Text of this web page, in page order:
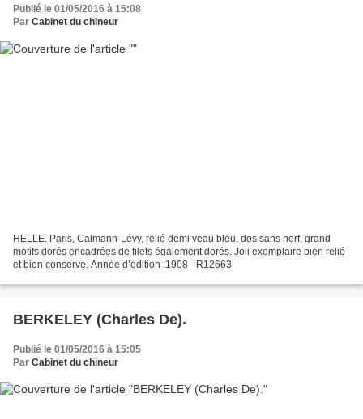
Publié le 01/05/2016 à 15:08
Par Cabinet du chineur
HELLE. Paris, Calmann-Lévy, relié demi veau bleu, dos sans nerf, grand
motifs dorés encadrées de filets également dorés. Joli exemplaire bien relié
et bien conservé. Année d’édition :1908 - R12663
BERKELEY (Charles De).
Publié le 01/05/2016 à 15:05
Par Cabinet du chineur